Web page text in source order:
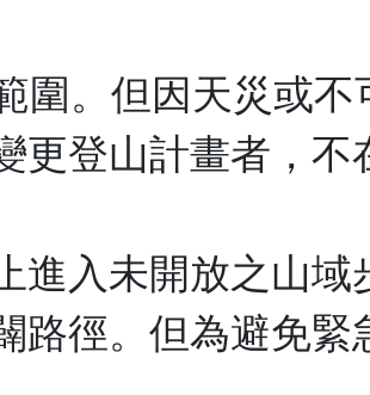
圍。但因天災或不
更登山計畫者，不
進入未開放之山域
路徑。但為避免緊